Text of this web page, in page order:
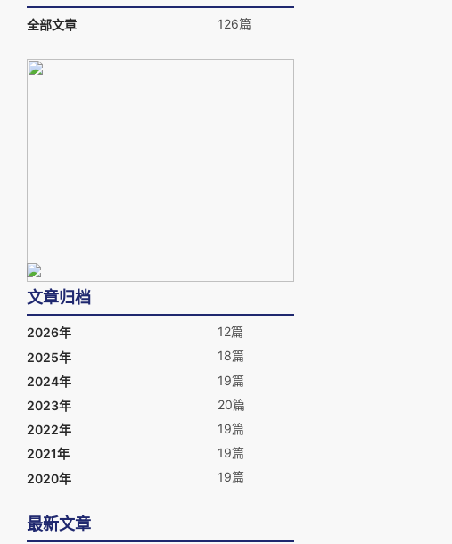
宗内地企业香港及新加坡上市项目。卢于
2014年创办方土控股，下辖华坊咨询评估
全部文章 126篇
文章归档
2026年
12篇
2025年
18篇
2024年
19篇
2023年
20篇
2022年
19篇
2021年
19篇
2020年
19篇
最新文章